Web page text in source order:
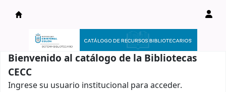
Catálogo en línea
Bienvenido al catálogo de la Bibliotecas
CECC
Ingrese su usuario institucional para acceder.